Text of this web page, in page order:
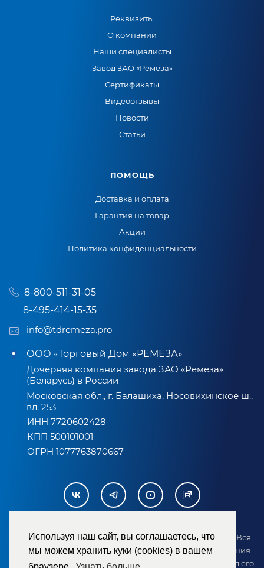
Используя наш сайт, вы соглашаетесь, что
мы можем хранить куки (cookies) в вашем
Реквизиты
О компании
Наши специалисты
Завод ЗАО «Ремеза»
Сертификаты
Видеоотзывы
Новости
Статьи
ПОМОЩЬ
Доставка и оплата
Гарантия на товар
Акции
Политика конфиденциальности
8-800-511-31-05
8-495-414-15-35
info@tdremeza.pro
ООО «Торговый Дом «РЕМЕЗА»
Дочерняя компания завода ЗАО «Ремеза»
(Беларусь) в России
Московская обл., г. Балашиха, Носовихинское ш.,
вл. 253
ИНН 7720602428
КПП 500101001
ОГРН 1077763870667
2007-2026 © ООО «ТД «РЕМЕЗА». Все права защищены. Вся
информация на сайте размещена в целях предоставления
возможности покупателю ознакомиться с товаром перед его